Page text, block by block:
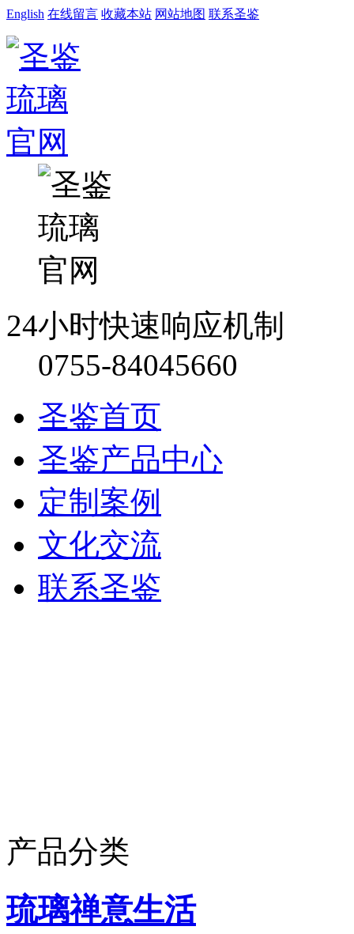
English 在线留言 收藏本站 网站地图 联系圣鉴
24小时快速响应机制
0755-84045660
圣鉴首页
圣鉴产品中心
定制案例
文化交流
联系圣鉴
产品分类
琉璃禅意生活